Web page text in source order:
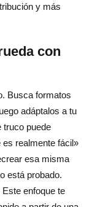
y más
con
Busca formatos
adáptalos a tu
truco puede
realmente fácil»
esa misma
está probado.
enfoque te